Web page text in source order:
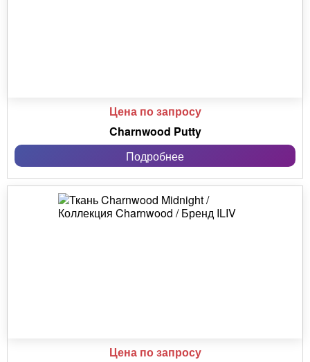
Цена по запросу
Charnwood Putty
Подробнее
Цена по запросу